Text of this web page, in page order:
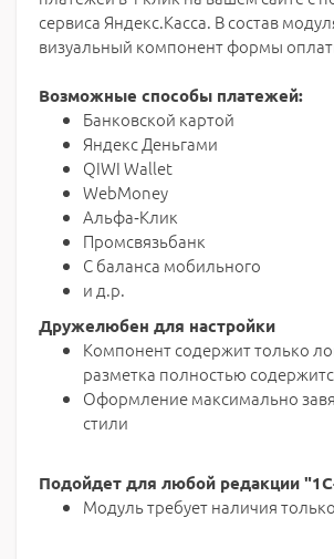
сервиса Яндекс.Касса. В состав
визуальный компонент формы
Возможные способы платежей:
Банковской картой
Яндекс Деньгами
QIWI Wallet
WebMoney
Альфа‑Клик
Промсвязьбанк
С баланса мобильного
и д.р.
Дружелюбен для настройки
Компонент содержит только
разметка полностью
Оформление максимально
стили
Подойдет для любой редакции
Модуль требует наличия